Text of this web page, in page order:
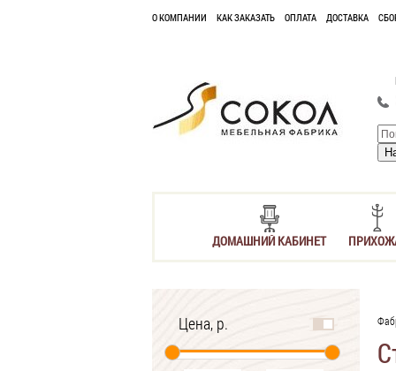
О КОМПАНИИ КАК ЗАКАЗАТЬ ОПЛАТА ДОСТАВКА
ДОМАШНИЙ КАБИНЕТ
Цена, р.